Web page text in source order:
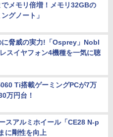
メモリ倍増！メモリ32GBの
グノート」
に脅威の実力!「Osprey」Nobl
スイヤフォン4機種を一気に聴
Ti搭載ゲーミングPCが7万
万円台！
スアルミホイール「CE28 N-p
に剛性を向上